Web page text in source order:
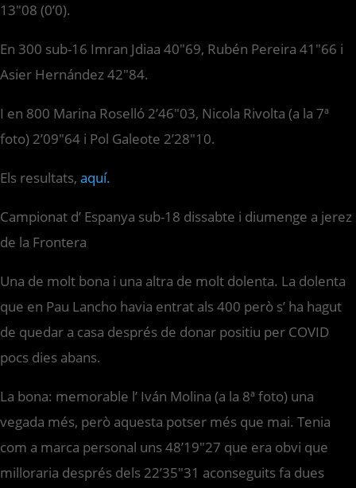
13″08 (0’0).
En 300 sub-16 Imran Jdiaa 40″69, Rubén Pereira 41″66 i
Asier Hernández 42″84.
I en 800 Marina Roselló 2’46″03, Nicola Rivolta (a la 7ª
foto) 2’09″64 i Pol Galeote 2’28″10.
Els resultats, aquí.
Campionat d’ Espanya sub-18 dissabte i diumenge a jerez
de la Frontera
Una de molt bona i una altra de molt dolenta. La dolenta
que en Pau Lancho havia entrat als 400 però s’ ha hagut
de quedar a casa després de donar positiu per COVID
pocs dies abans.
La bona: memorable l’ Iván Molina (a la 8ª foto) una
vegada més, però aquesta potser més que mai. Tenia
com a marca personal uns 48’19″27 que era obvi que
milloraria després dels 22’35″31 aconseguits fa dues